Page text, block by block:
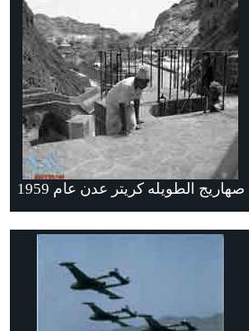
صهاريج الطويله كريتر عدن عام 1959